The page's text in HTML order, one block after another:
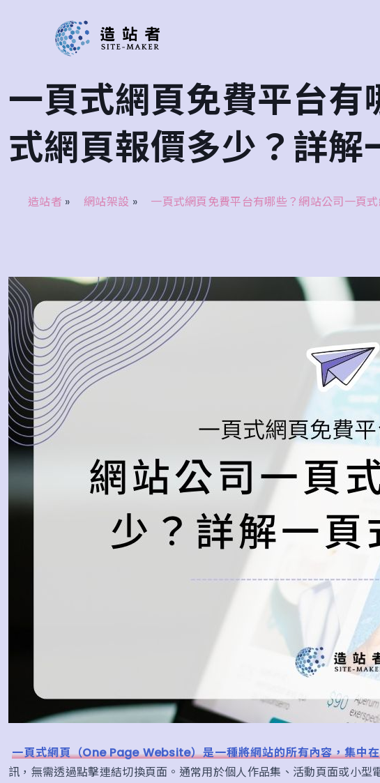
一頁式網頁免費平台
式網頁報價多少？詳解
造站者 » 網站架設 » 一頁式網頁免費平台有哪些？網站公司一頁
一頁式網頁（One Page Website）是一種將網站的所有內容，集中
訊，無需透過點擊連結切換頁面。通常用於個人作品集、活動頁面或小型